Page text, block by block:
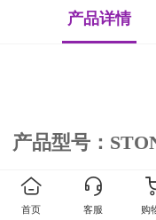
产品详情
产品型号：
重要参数：
首页 客服 购